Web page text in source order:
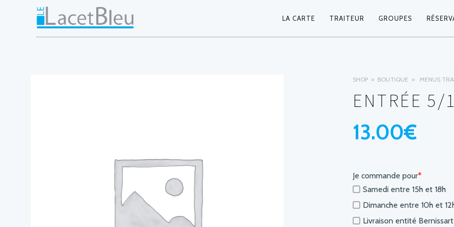
NAVIGATION
LA CARTE TRAITEUR GROUPES
SHOP BOUTIQUE MENUS
ENTRÉE 5/
13.00€
Je commande pour*
Samedi entre 15h et 18h
Dimanche entre 10h et
Livraison entité